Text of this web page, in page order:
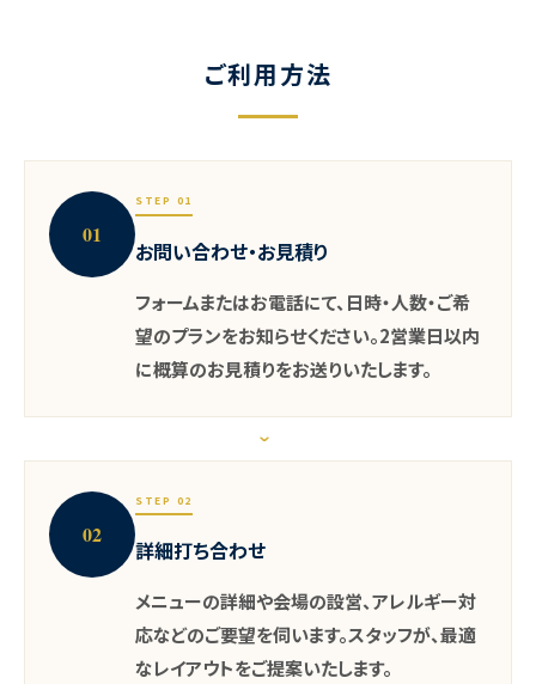
ご利用方法
01
STEP 01
お問い合わせ・お見積り
フォームまたはお電話にて、日時・人数・ご希
望のプランをお知らせください。2営業日以内
に概算のお見積りをお送りいたします。
›
02
STEP 02
詳細打ち合わせ
メニューの詳細や会場の設営、アレルギー対
応などのご要望を伺います。スタッフが、最適
なレイアウトをご提案いたします。